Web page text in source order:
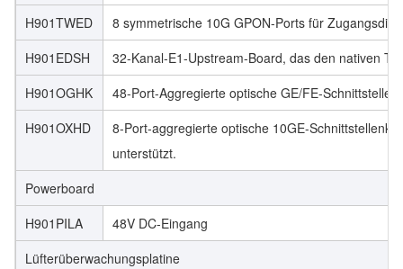
H901TWED
8 symmetrische 10G GPON-Ports für
H901EDSH
32-Kanal-E1-Upstream-Board, das den nativen
H901OGHK
48-Port-Aggregierte optische GE/FE-
H901OXHD
8-Port-aggregierte optische 10GE-
unterstützt.
Powerboard
H901PILA
48V DC-Eingang
Lüfterüberwachungsplatine